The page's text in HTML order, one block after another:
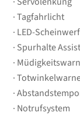
Tagfahrlicht
LED-
Spurhalte
Notrufsystem